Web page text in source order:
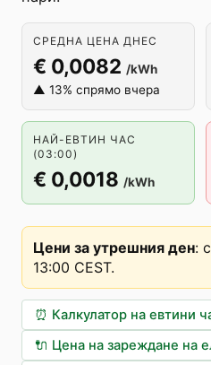
СРЕДНА ЦЕНА ДНЕС
€ 0,0082 /kWh
▲ 13% спрямо вчера
НАЙ-ЕВТИН ЧАС
(03:00)
€ 0,0018 /kWh
Цени за утрешния ден:
13:00 CEST.
⏰ Калкулатор на евтини
🔌 Цена на зареждане на